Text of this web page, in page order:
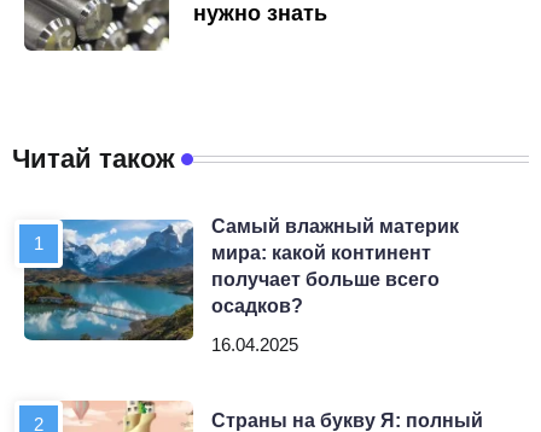
нужно знать
Читай також
Самый влажный материк
мира: какой континент
получает больше всего
осадков?
16.04.2025
Страны на букву Я: полный